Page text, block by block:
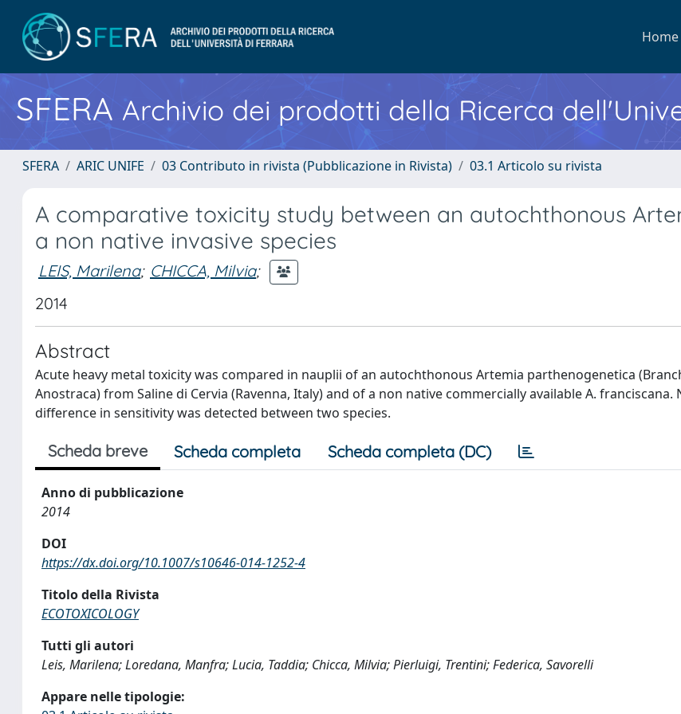
Home
SFERA Archivio dei prodotti della Ricerca
SFERA ARIC UNIFE 03 Contributo in rivista (Pubblicazione in Rivista) 03.1 Articolo su rivista
A comparative toxicity study between an autochthonous
a non native invasive species
LEIS, Marilena; CHICCA, Milvia;
2014
Abstract
Acute heavy metal toxicity was compared in nauplii of an autochthonous Artemia parthenogenetica
Anostraca) from Saline di Cervia (Ravenna, Italy) and of a non native commercially available A. franciscana.
difference in sensitivity was detected between two species.
Scheda breve Scheda completa Scheda completa (DC)
Anno di pubblicazione
2014
DOI
https://dx.doi.org/10.1007/s10646-014-1252-4
Titolo della Rivista
ECOTOXICOLOGY
Tutti gli autori
Leis, Marilena; Loredana, Manfra; Lucia, Taddia; Chicca, Milvia; Pierluigi, Trentini; Federica, Savorelli
Appare nelle tipologie: